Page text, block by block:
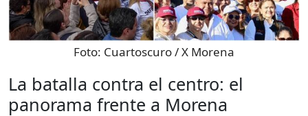
Foto: Cuartoscuro / X Morena
La batalla contra el centro: el
panorama frente a Morena